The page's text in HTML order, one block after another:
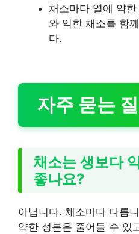
채소마다 열에 약
와 익힌 채소를 함
다.
자주 묻는
채소는 생보다
좋나요?
아닙니다. 채소마다 다릅
약한 성분은 줄어들 수 있